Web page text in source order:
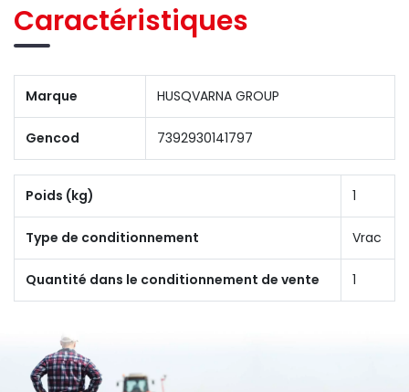
Caractéristiques
Marque HUSQVARNA GROUP
Gencod 7392930141797
Poids (kg) 1
Type de conditionnement Vrac
Quantité dans le conditionnement de vente 1